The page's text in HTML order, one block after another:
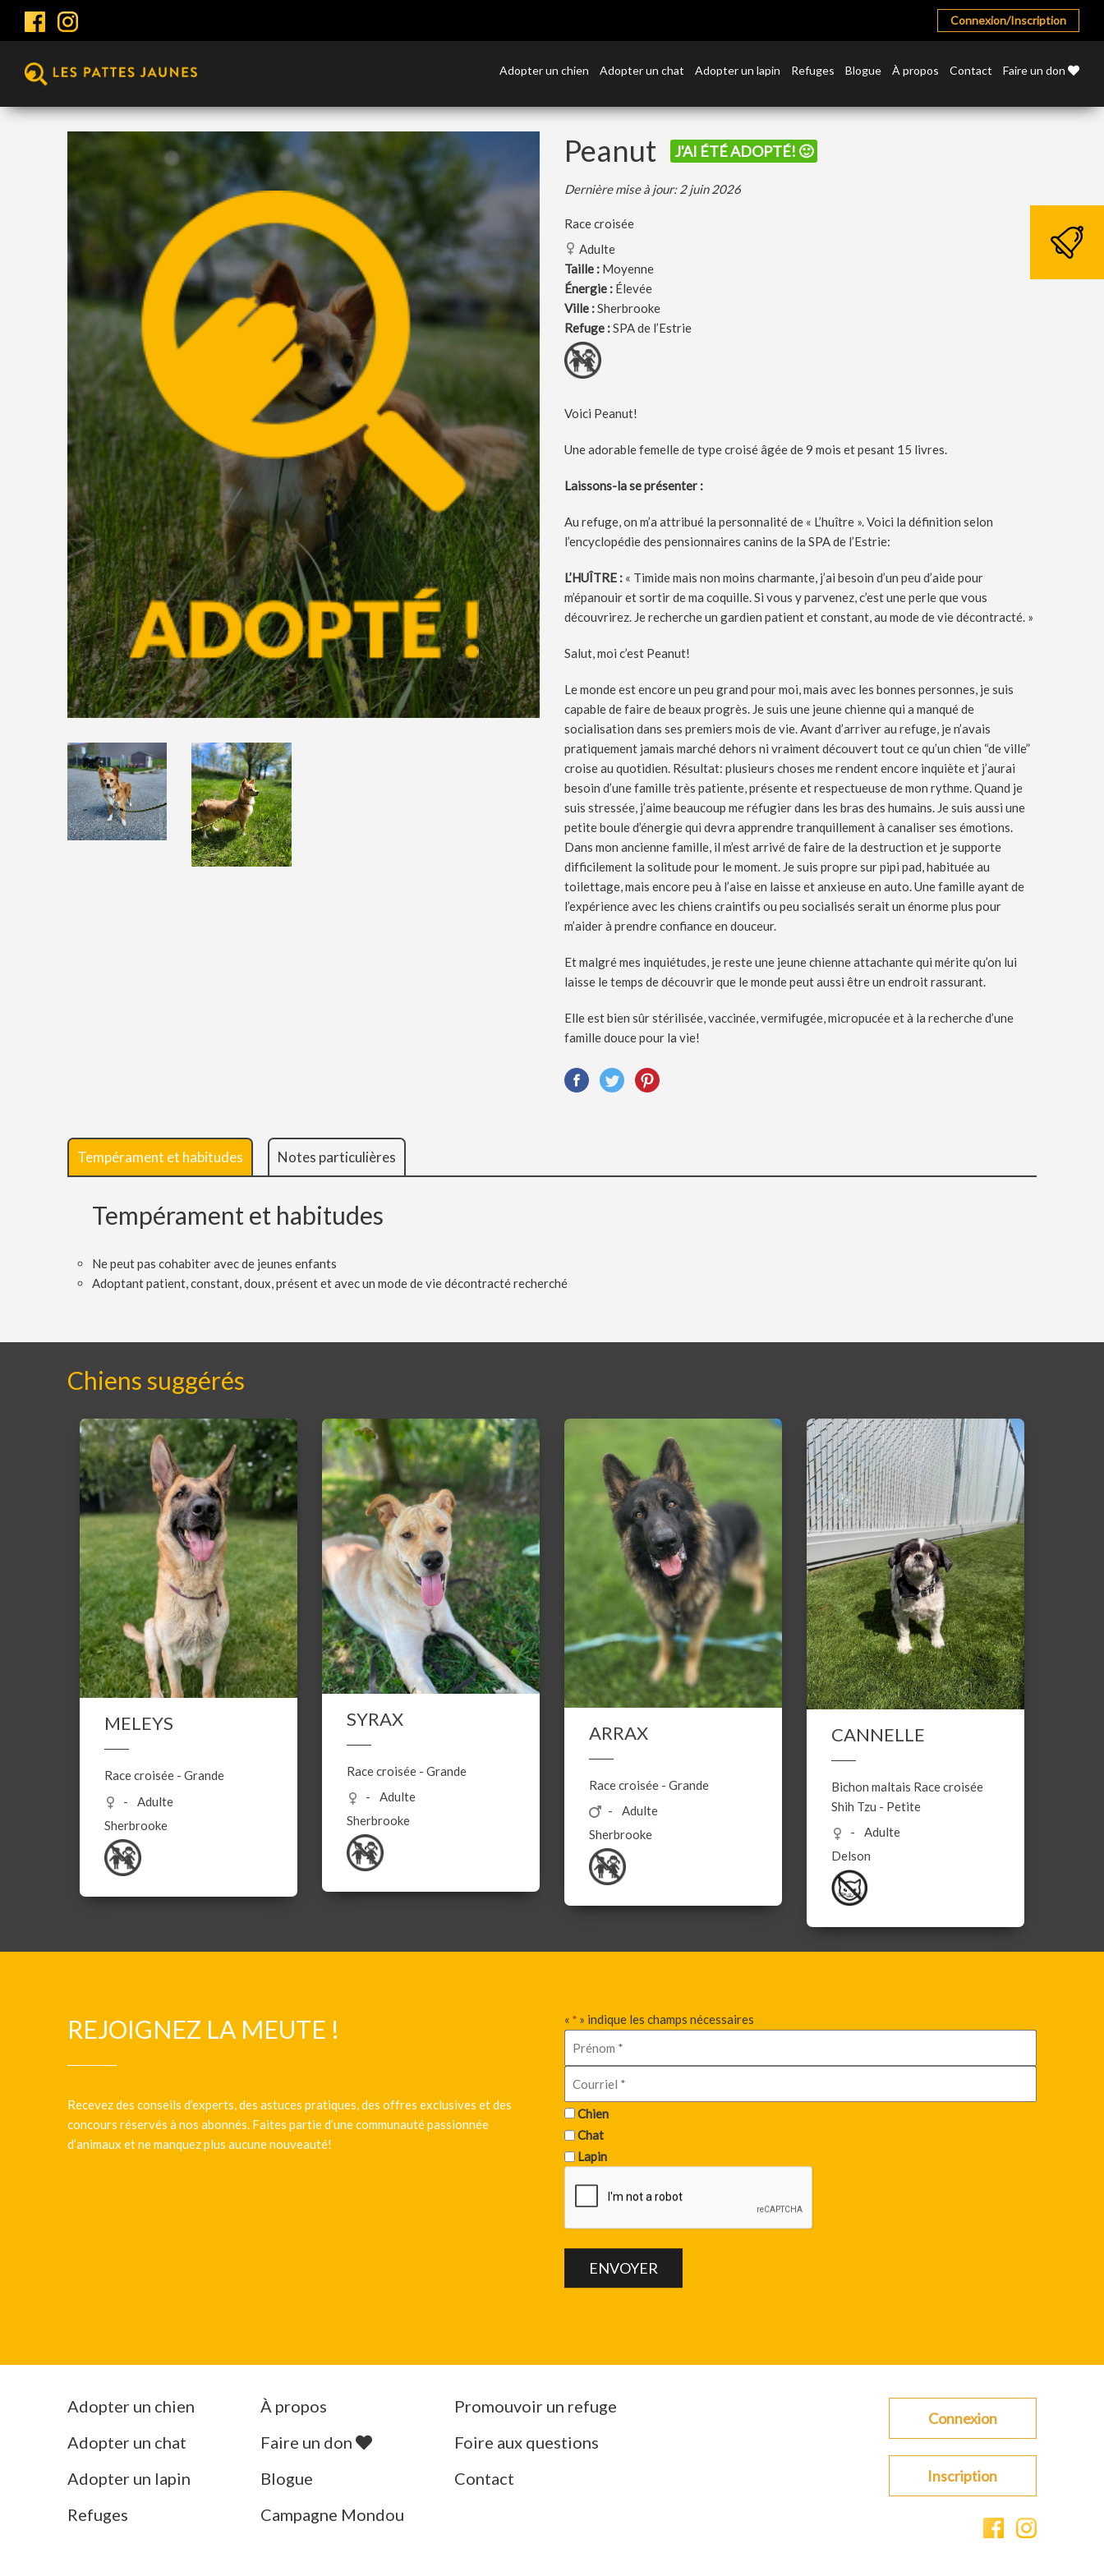
Connexion/Inscription
Adopter un chien Adopter un chat Adopter un lapin Refuges Blogue À propos Contact Faire un don
Peanut J'AI ÉTÉ ADOPTÉ! 🙂
Dernière mise à jour: 2 juin 2026
Race croisée
Adulte
Taille : Moyenne
Énergie : Élevée
Ville :Sherbrooke
Refuge :SPA de l’Estrie
Voici Peanut!
Une adorable femelle de type croisé âgée de 9 mois et pesant 15 livres.
Laissons-la se présenter :
Au refuge, on m’a attribué la personnalité de « L’huître ». Voici la définition selon
l’encyclopédie des pensionnaires canins de la SPA de l’Estrie:
L’HUÎTRE : « Timide mais non moins charmante, j’ai besoin d’un peu d’aide pour
m’épanouir et sortir de ma coquille. Si vous y parvenez, c’est une perle que vous
découvrirez. Je recherche un gardien patient et constant, au mode de vie décontracté. »
Salut, moi c’est Peanut!
Le monde est encore un peu grand pour moi, mais avec les bonnes personnes, je suis
capable de faire de beaux progrès. Je suis une jeune chienne qui a manqué de
socialisation dans ses premiers mois de vie. Avant d’arriver au refuge, je n’avais
pratiquement jamais marché dehors ni vraiment découvert tout ce qu’un chien “de ville”
croise au quotidien. Résultat: plusieurs choses me rendent encore inquiète et j’aurai
besoin d’une famille très patiente, présente et respectueuse de mon rythme. Quand je
suis stressée, j’aime beaucoup me réfugier dans les bras des humains. Je suis aussi une
petite boule d’énergie qui devra apprendre tranquillement à canaliser ses émotions.
Dans mon ancienne famille, il m’est arrivé de faire de la destruction et je supporte
difficilement la solitude pour le moment. Je suis propre sur pipi pad, habituée au
toilettage, mais encore peu à l’aise en laisse et anxieuse en auto. Une famille ayant de
l’expérience avec les chiens craintifs ou peu socialisés serait un énorme plus pour
m’aider à prendre confiance en douceur.
Et malgré mes inquiétudes, je reste une jeune chienne attachante qui mérite qu’on lui
laisse le temps de découvrir que le monde peut aussi être un endroit rassurant.
Elle est bien sûr stérilisée, vaccinée, vermifugée, micropucée et à la recherche d’une
famille douce pour la vie!
Tempérament et habitudes Notes particulières
Tempérament et habitudes
Ne peut pas cohabiter avec de jeunes enfants
Adoptant patient, constant, doux, présent et avec un mode de vie décontracté recherché
Chiens suggérés
MELEYS
Race croisée - Grande
Adulte
Sherbrooke
SYRAX
Race croisée - Grande
Adulte
Sherbrooke
ARRAX
Race croisée - Grande
Adulte
Sherbrooke
CANNELLE
Bichon maltais Race croisée
Shih Tzu - Petite
Adulte
Delson
REJOIGNEZ LA MEUTE !
Recevez des conseils d’experts, des astuces pratiques, des offres exclusives et des
concours réservés à nos abonnés. Faites partie d’une communauté passionnée
d’animaux et ne manquez plus aucune nouveauté!
« * » indique les champs nécessaires
Chien
Chat
Lapin
Adopter un chien
Adopter un chat
Adopter un lapin
Refuges
À propos
Faire un don
Blogue
Campagne Mondou
Promouvoir un refuge
Foire aux questions
Contact
Connexion
Inscription